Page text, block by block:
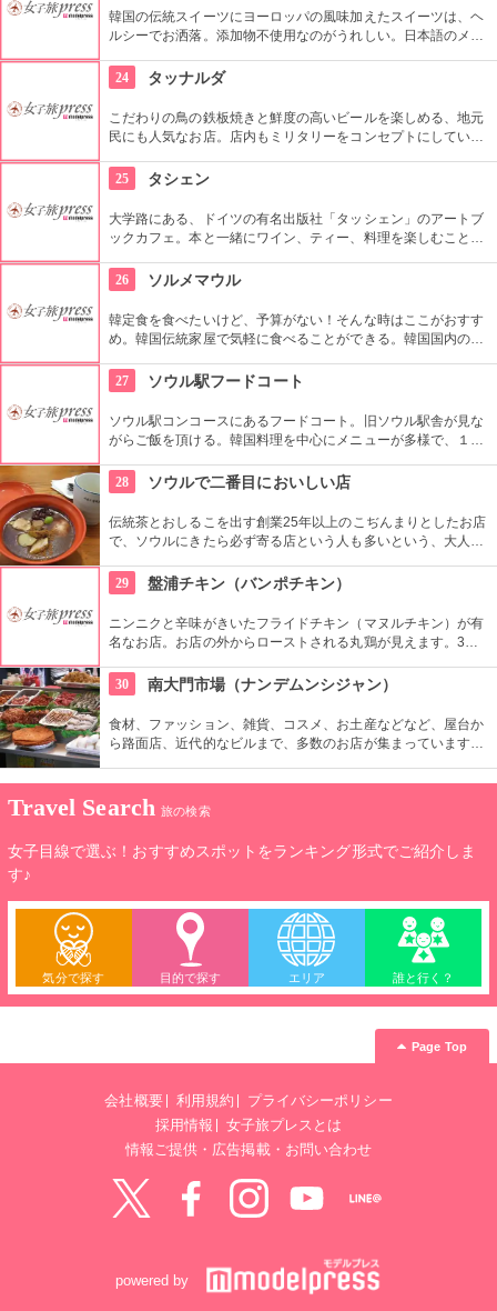
韓国の伝統スイーツにヨーロッパの風味加えたスイーツは、ヘ
ルシーでお洒落。添加物不使用なのがうれしい。日本語のメニ
テイクアウト可。
24 タッナルダ
こだわりの鳥の鉄板焼きと鮮度の高いビールを楽しめる、地元
民にも人気なお店。店内もミリタリーをコンセプトにしていて
認定を受けているのでビール好きのあなたには是非試してほし
い。
25 タシェン
大学路にある、ドイツの有名出版社「タッシェン」のアートブ
ックカフェ。本と一緒にワイン、ティー、料理を楽しむことが
み物を読書しながら至福のひと時をどうぞ。
26 ソルメマウル
韓定食を食べたいけど、予算がない！そんな時はここがおすす
め。韓国伝統家屋で気軽に食べることができる。韓国国内の新
でも地元の人たちで大人気なので、ランチタイムは避けたほう
が無難かも。
27 ソウル駅フードコート
ソウル駅コンコースにあるフードコート。旧ソウル駅舎が見な
がらご飯を頂ける。韓国料理を中心にメニューが多様で、１人
るのがフードコートのいいところ。もちろんおひとり様ご飯に
もってこい。
28 ソウルで二番目においしい店
伝統茶とおしるこを出す創業25年以上のこぢんまりとしたお店
で、ソウルにきたら必ず寄る店という人も多いという、大人気
いた味は、クセになりそう。テイクアウトも可能です。
29 盤浦チキン（バンポチキン）
ニンニクと辛味がきいたフライドチキン（マヌルチキン）が有
名なお店。お店の外からローストされる丸鶏が見えます。3時
ンニクソースがきいています。昼も夜も、地元客が多く集まり
ます。
30 南大門市場（ナンデムンシジャン）
食材、ファッション、雑貨、コスメ、お土産などなど、屋台か
ら路面店、近代的なビルまで、多数のお店が集まっています。
地は常に買い物客であふれかえり、賑やかな空間が溢れます。
Travel Search 旅の検索
女子目線で選ぶ！おすすめスポットをランキング形式でご紹介しま
す♪
気分で探す 目的で探す エリア 誰と行く？
Page Top
会社概要 利用規約
プライバシーポリシー
採用情報
女子旅プレスとは
情報ご提供・広告掲載・お問い合わせ
powered by